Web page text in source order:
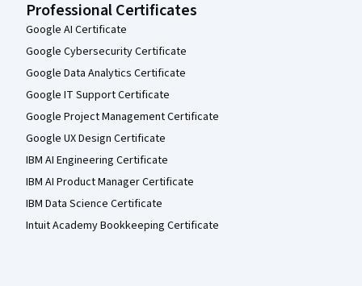
Professional Certificates
Google AI Certificate
Google Cybersecurity Certificate
Google Data Analytics Certificate
Google IT Support Certificate
Google Project Management Certificate
Google UX Design Certificate
IBM AI Engineering Certificate
IBM AI Product Manager Certificate
IBM Data Science Certificate
Intuit Academy Bookkeeping Certificate